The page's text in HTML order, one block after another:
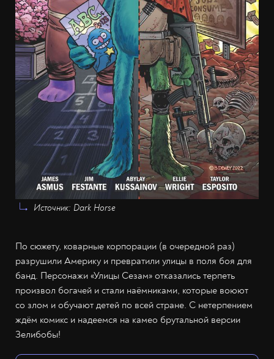
Источник: Dark Horse
По сюжету, коварные корпорации (в очередной раз)
разрушили Америку и превратили улицы в поля боя для
банд. Персонажи «Улицы Сезам» отказались терпеть
произвол богачей и стали наёмниками, которые воюют
со злом и обучают детей по всей стране. С нетерпением
ждём комикс и надеемся на камео брутальной версии
Зелибобы!